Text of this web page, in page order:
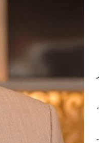
الأزهر 2000م،